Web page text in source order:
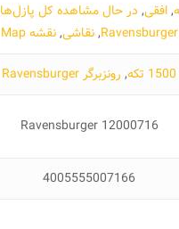
,افقی, در حال مشاهده کل پازل‌ها
Ravensburger
,نقاشی,نقشه Map
1500 تکه , رونزبرگر Ravensburger
Ravensburger 12000716
4005555007166